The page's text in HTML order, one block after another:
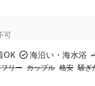
可
OK 海沿い・海水浴
リー カップル 格安 騒ぎ